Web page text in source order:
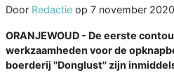
Door Redactie op 7 november
ORANJEWOUD - De eerste
werkzaamheden voor de
boerderij ''Donglust'' zijn